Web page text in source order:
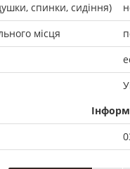
спинки, сидіння)
місця